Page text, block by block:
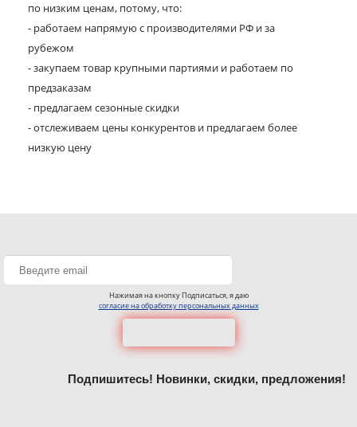
по низким ценам, потому, что:
- работаем напрямую с производителями РФ и за
рубежом
- закупаем товар крупными партиями и работаем по
предзаказам
- предлагаем сезонные скидки
- отслеживаем цены конкурентов и предлагаем более
низкую цену
Нажимая на кнопку Подписаться, я даю
согласие на обработку персональных данных
Подпишитесь! Новинки, скидки, предложения!